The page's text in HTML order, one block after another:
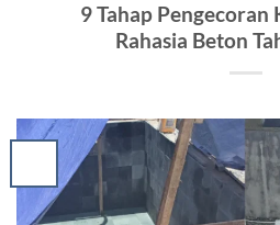
9 Tahap Pengecoran
Rahasia Beton